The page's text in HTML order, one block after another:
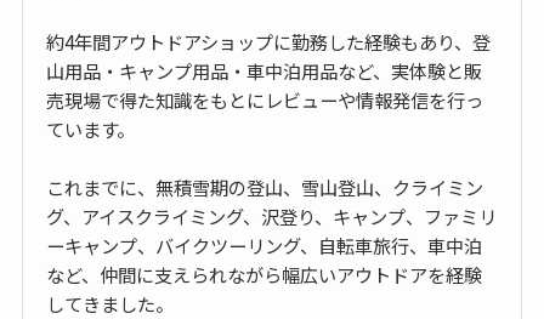
約4年間アウトドアショップに勤務した経験もあり、登
山用品・キャンプ用品・車中泊用品など、実体験と販
売現場で得た知識をもとにレビューや情報発信を行っ
ています。
これまでに、無積雪期の登山、雪山登山、クライミン
グ、アイスクライミング、沢登り、キャンプ、ファミリ
ーキャンプ、バイクツーリング、自転車旅行、車中泊
など、仲間に支えられながら幅広いアウトドアを経験
してきました。